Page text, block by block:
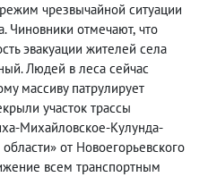
чрезвычайной ситуации
Чиновники отмечают, что
эвакуации жителей села
Людей в леса сейчас
массиву патрулирует
участок трассы
Михайловское-Кулунда-
от Новоегорьевского
всем транспортным